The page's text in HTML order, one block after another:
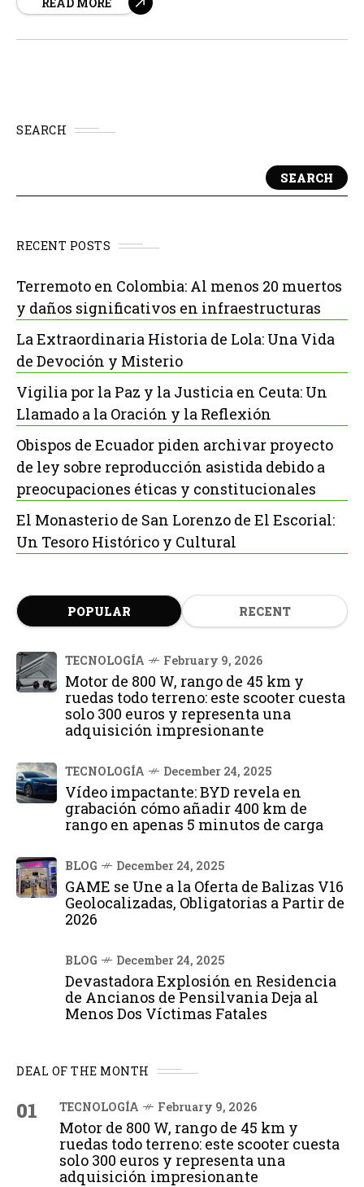
soberbio en el papel de Ben Reilly, un investigador
SEARCH
SEARCH
RECENT POSTS
Terremoto en Colombia: Al menos 20 muertos
y daños significativos en infraestructuras
La Extraordinaria Historia de Lola: Una Vida
de Devoción y Misterio
Vigilia por la Paz y la Justicia en Ceuta: Un
Llamado a la Oración y la Reflexión
Obispos de Ecuador piden archivar proyecto
de ley sobre reproducción asistida debido a
preocupaciones éticas y constitucionales
El Monasterio de San Lorenzo de El Escorial:
Un Tesoro Histórico y Cultural
POPULAR RECENT
TECNOLOGÍA February 9, 2026
Motor de 800 W, rango de 45 km y
ruedas todo terreno: este scooter cuesta
solo 300 euros y representa una
adquisición impresionante
TECNOLOGÍA December 24, 2025
Vídeo impactante: BYD revela en
grabación cómo añadir 400 km de
rango en apenas 5 minutos de carga
BLOG December 24, 2025
GAME se Une a la Oferta de Balizas V16
Geolocalizadas, Obligatorias a Partir de
2026
BLOG December 24, 2025
Devastadora Explosión en Residencia
de Ancianos de Pensilvania Deja al
Menos Dos Víctimas Fatales
DEAL OF THE MONTH
01 TECNOLOGÍA February 9, 2026
Motor de 800 W, rango de 45 km y
ruedas todo terreno: este scooter cuesta
solo 300 euros y representa una
adquisición impresionante